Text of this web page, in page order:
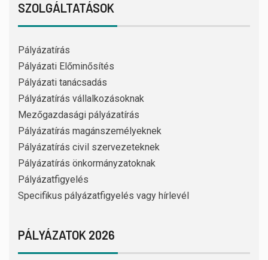
SZOLGÁLTATÁSOK
Pályázatírás
Pályázati Előminősítés
Pályázati tanácsadás
Pályázatírás vállalkozásoknak
Mezőgazdasági pályázatírás
Pályázatírás magánszemélyeknek
Pályázatírás civil szervezeteknek
Pályázatírás önkormányzatoknak
Pályázatfigyelés
Specifikus pályázatfigyelés vagy hírlevél
PÁLYÁZATOK 2026